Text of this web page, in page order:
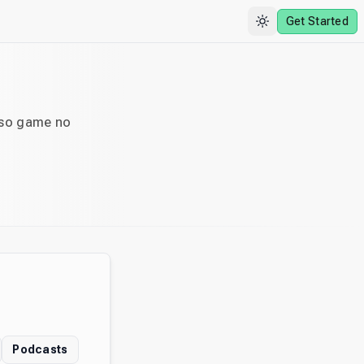
Get Started
game no
Podcasts